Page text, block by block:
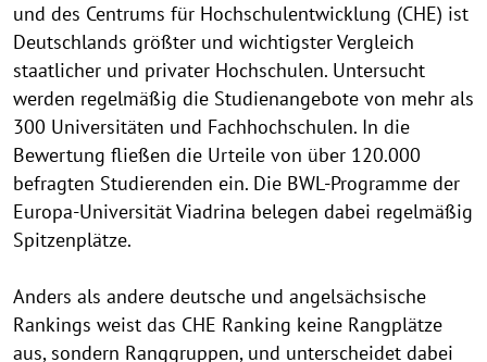
und des Centrums für Hochschulentwicklung (CHE) ist
Deutschlands größter und wichtigster Vergleich
staatlicher und privater Hochschulen. Untersucht
werden regelmäßig die Studienangebote von mehr als
300 Universitäten und Fachhochschulen. In die
Bewertung fließen die Urteile von über 120.000
befragten Studierenden ein. Die BWL-Programme der
Europa-Universität Viadrina belegen dabei regelmäßig
Spitzenplätze.
Anders als andere deutsche und angelsächsische
Rankings weist das CHE Ranking keine Rangplätze
aus, sondern Ranggruppen, und unterscheidet dabei